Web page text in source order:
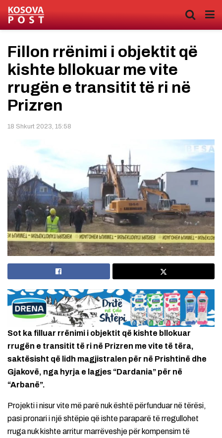
Fillon rrënimi i objektit që
kishte bllokuar me vite
rrugën e transitit të ri në
Prizren
18 Shkurt 2023, 15:58
Sot ka filluar rrënimi i objektit që kishte bllokuar
rrugën e transitit të ri në Prizren me vite të tëra,
saktësisht që lidh magjistralen për në Prishtinë dhe
Gjakovë, nga hyrja e lagjes “Dardania” për në
“Arbanë”.
Projekti i nisur vite më parë nuk është përfunduar në tërësi,
pasi pronari i një shtëpie që ishte paraparë të rregullohet
rruga nuk kishte arritur marrëveshje për kompensim të